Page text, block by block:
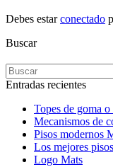
Debes estarconectado
Buscar
Entradas recientes
Topes de goma
Mecanismos de
Pisos modernos
Los mejores
Logo Mats